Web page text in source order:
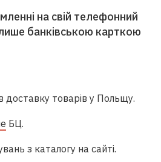
на свій телефонний
банківською карткою
доставку товарів у Польщу.
БЦ.
з каталогу на сайті.